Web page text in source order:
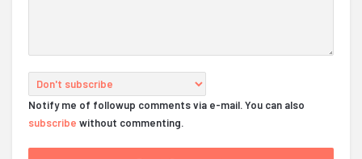
Notify me of followup comments via e-mail. You can also
subscribe without commenting.